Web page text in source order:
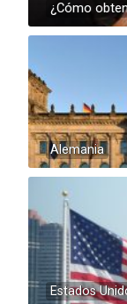
¿Cómo
Alemania
Estados